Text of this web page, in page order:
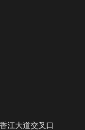
江大道交叉口